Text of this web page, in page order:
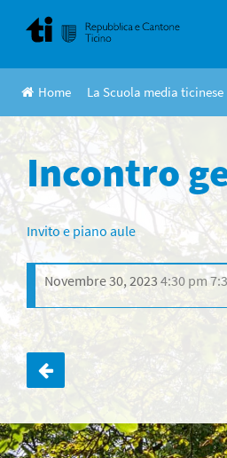
content
Home La Scuola media ticinese
Incontro
Invito e piano aule
Novembre 30, 2023 4:30 pm
Navigazione
articoli